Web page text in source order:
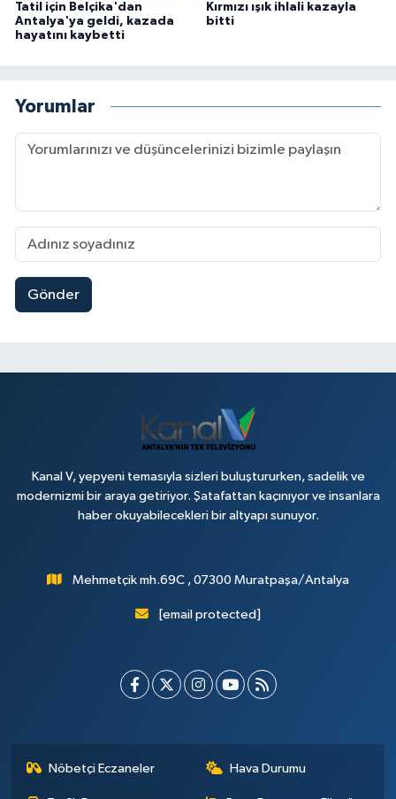
Tatil için Belçika'dan
Antalya'ya geldi, kazada
hayatını kaybetti
Kırmızı ışık ihlali kazayla
bitti
Yorumlar
Gönder
Kanal V, yepyeni temasıyla sizleri buluştururken, sadelik ve
modernizmi bir araya getiriyor. Şatafattan kaçınıyor ve insanlara
haber okuyabilecekleri bir altyapı sunuyor.
Mehmetçik mh.69C , 07300 Muratpaşa/Antalya
[email protected]
Nöbetçi Eczaneler Hava Durumu